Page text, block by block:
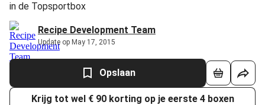
in de Topsportbox
Recipe Development Team
Update op May 17, 2015
Opslaan
Krijg tot wel € 90 korting op je eerste 4 boxen